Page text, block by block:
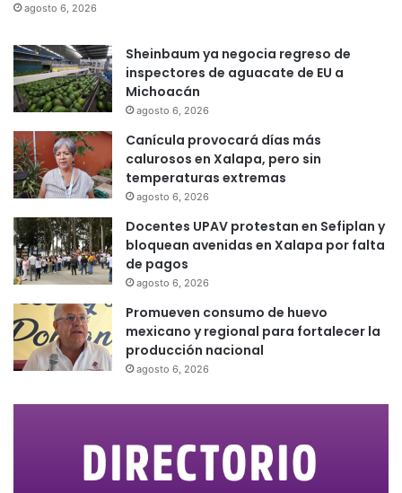
agosto 6, 2026
Sheinbaum ya negocia regreso de
inspectores de aguacate de EU a
Michoacán
agosto 6, 2026
Canícula provocará días más
calurosos en Xalapa, pero sin
temperaturas extremas
agosto 6, 2026
Docentes UPAV protestan en Sefiplan y
bloquean avenidas en Xalapa por falta
de pagos
agosto 6, 2026
Promueven consumo de huevo
mexicano y regional para fortalecer la
producción nacional
agosto 6, 2026